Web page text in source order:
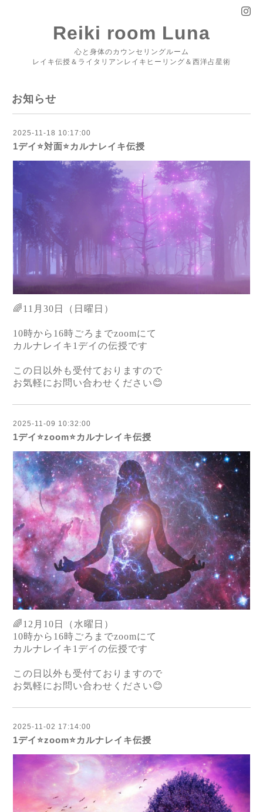
Reiki room Luna
心と身体のカウンセリングルーム
レイキ伝授＆ライタリアンレイキヒーリング＆西洋占星術
お知らせ
2025-11-18 10:17:00
1デイ⭐️対面⭐️カルナレイキ伝授
🌈11月30日（日曜日）
10時から16時ごろまでzoomにて
カルナレイキ1デイの伝授です
この日以外も受付ておりますので
お気軽にお問い合わせください😊
2025-11-09 10:32:00
1デイ⭐️zoom⭐️カルナレイキ伝授
🌈12月10日（水曜日）
10時から16時ごろまでzoomにて
カルナレイキ1デイの伝授です
この日以外も受付ておりますので
お気軽にお問い合わせください😊
2025-11-02 17:14:00
1デイ⭐️zoom⭐️カルナレイキ伝授